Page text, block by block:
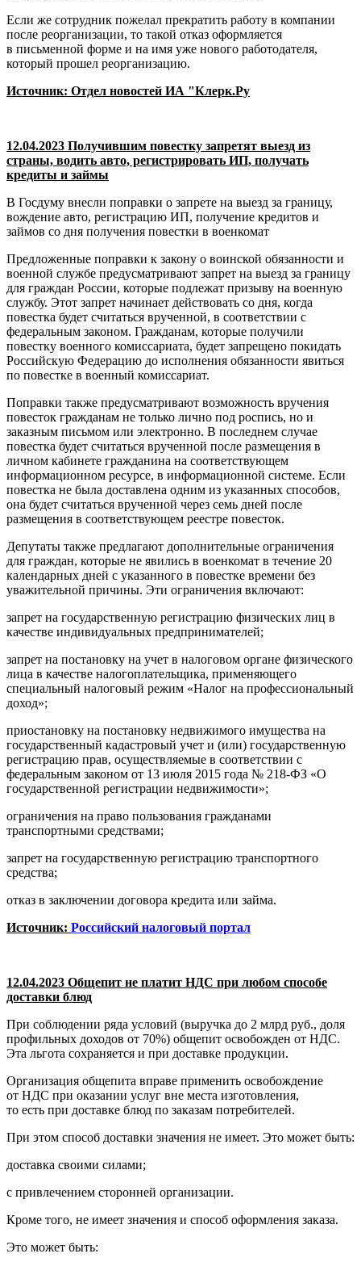
Если же сотрудник пожелал прекратить работу в компании
после реорганизации, то такой отказ оформляется
в письменной форме и на имя уже нового работодателя,
который прошел реорганизацию.
Источник: Отдел новостей ИА "Клерк.Ру
12.04.2023 Получившим повестку запретят выезд из
страны, водить авто, регистрировать ИП, получать
кредиты и займы
В Госдуму внесли поправки о запрете на выезд за границу,
вождение авто, регистрацию ИП, получение кредитов и
займов со дня получения повестки в военкомат
Предложенные поправки к закону о воинской обязанности и
военной службе предусматривают запрет на выезд за границу
для граждан России, которые подлежат призыву на военную
службу. Этот запрет начинает действовать со дня, когда
повестка будет считаться врученной, в соответствии с
федеральным законом. Гражданам, которые получили
повестку военного комиссариата, будет запрещено покидать
Российскую Федерацию до исполнения обязанности явиться
по повестке в военный комиссариат.
Поправки также предусматривают возможность вручения
повесток гражданам не только лично под роспись, но и
заказным письмом или электронно. В последнем случае
повестка будет считаться врученной после размещения в
личном кабинете гражданина на соответствующем
информационном ресурсе, в информационной системе. Если
повестка не была доставлена одним из указанных способов,
она будет считаться врученной через семь дней после
размещения в соответствующем реестре повесток.
Депутаты также предлагают дополнительные ограничения
для граждан, которые не явились в военкомат в течение 20
календарных дней с указанного в повестке времени без
уважительной причины. Эти ограничения включают:
запрет на государственную регистрацию физических лиц в
качестве индивидуальных предпринимателей;
запрет на постановку на учет в налоговом органе физического
лица в качестве налогоплательщика, применяющего
специальный налоговый режим «Налог на профессиональный
доход»;
приостановку на постановку недвижимого имущества на
государственный кадастровый учет и (или) государственную
регистрацию прав, осуществляемые в соответствии с
федеральным законом от 13 июля 2015 года № 218-ФЗ «О
государственной регистрации недвижимости»;
ограничения на право пользования гражданами
транспортными средствами;
запрет на государственную регистрацию транспортного
средства;
отказ в заключении договора кредита или займа.
Источник: Российский налоговый портал
12.04.2023 Общепит не платит НДС при любом способе
доставки блюд
При соблюдении ряда условий (выручка до 2 млрд руб., доля
профильных доходов от 70%) общепит освобожден от НДС.
Эта льгота сохраняется и при доставке продукции.
Организация общепита вправе применить освобождение
от НДС при оказании услуг вне места изготовления,
то есть при доставке блюд по заказам потребителей.
При этом способ доставки значения не имеет. Это может быть:
доставка своими силами;
с привлечением сторонней организации.
Кроме того, не имеет значения и способ оформления заказа.
Это может быть: